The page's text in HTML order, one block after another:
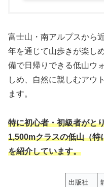
富士山・南アルプスから
年を通じて山歩きが楽し
備で日帰りできる低山ウ
しめ、自然に親しむアウ
ます。
特に初心者・初級者がと
1,500mクラスの低山（特
を紹介しています。
出版社